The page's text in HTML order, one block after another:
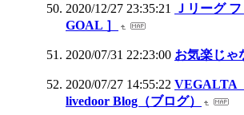
2020/12/27 23:35:21
Ｊリーグ
GOAL ］
2020/07/31 22:23:00 お気楽じゃ
2020/07/27 14:55:22 VEGALTA
livedoor Blog（ブログ）